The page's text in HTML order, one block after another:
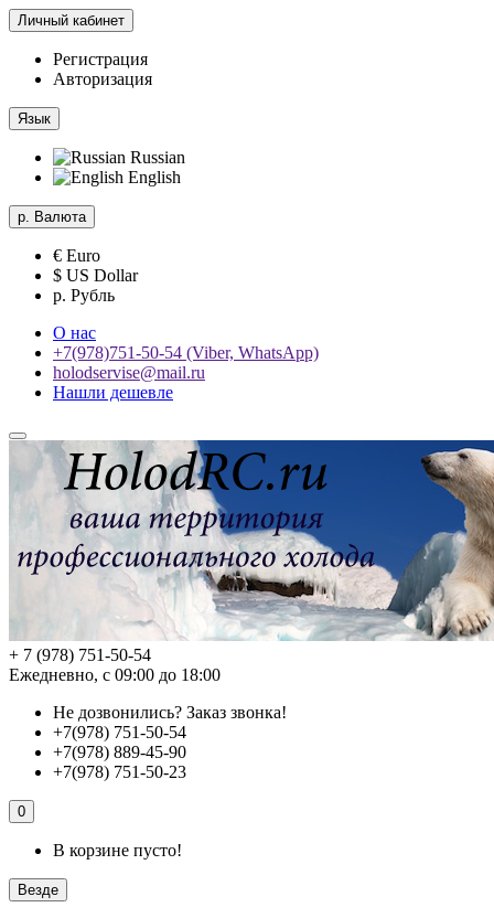
Личный кабинет
Регистрация
Авторизация
Язык
Russian
English
р. Валюта
€ Euro
$ US Dollar
р. Рубль
О нас
+7(978)751-50-54 (Viber, WhatsApp)
holodservise@mail.ru
Нашли дешевле
+ 7 (978) 751-50-54
Ежедневно, с 09:00 до 18:00
Не дозвонились? Заказ звонка!
+7(978) 751-50-54
+7(978) 889-45-90
+7(978) 751-50-23
0
В корзине пусто!
Везде